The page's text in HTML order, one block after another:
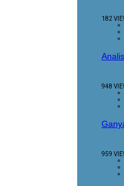
182
948
959